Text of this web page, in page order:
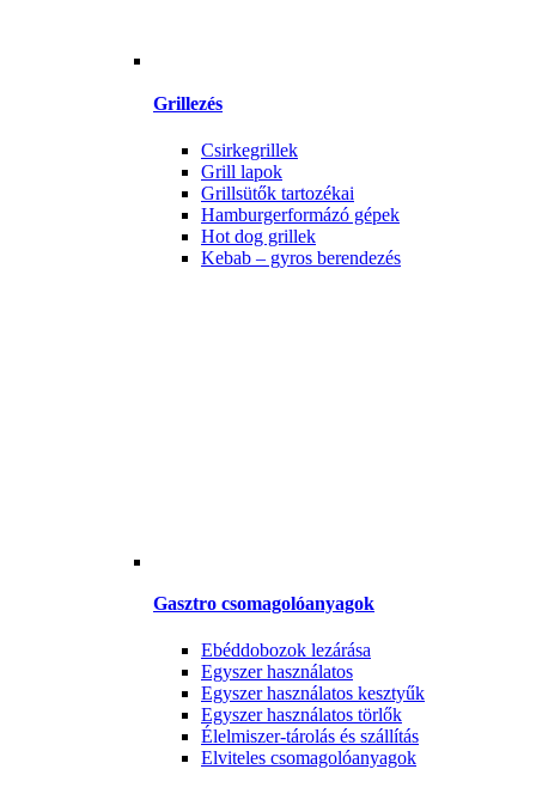
Grillezés
Csirkegrillek
Grill lapok
Grillsütők tartozékai
Hamburgerformázó gépek
Hot dog grillek
Kebab – gyros berendezés
Gasztro csomagolóanyagok
Ebéddobozok lezárása
Egyszer használatos
Egyszer használatos kesztyűk
Egyszer használatos törlők
Élelmiszer-tárolás és szállítás
Elviteles csomagolóanyagok